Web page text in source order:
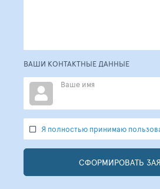
ВАШИ КОНТАКТНЫЕ ДАННЫЕ
Ваше имя
Я полностью принимаю
СФОРМИРОВАТЬ